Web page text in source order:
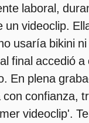
laboral,
un videoclip.
usaría bikini
final accedió a
En plena
confianza,
videoclip'.